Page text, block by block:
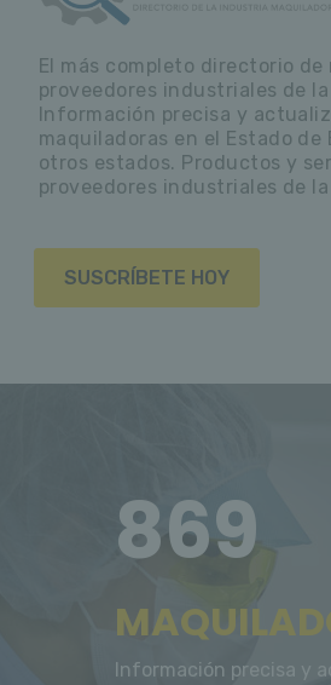
El más completo directorio
proveedores industriales de
Información precisa y
maquiladoras en el Estado
otros estados. Productos y
proveedores industriales de
SUSCRÍBETE HOY
869
Información precisa y